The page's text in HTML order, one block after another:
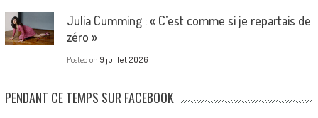
Julia Cumming : « C’est comme si je repartais de
zéro »
Posted on 9 juillet 2026
PENDANT CE TEMPS SUR FACEBOOK